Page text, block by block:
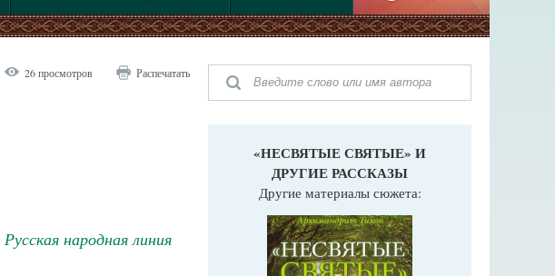
26 просмотров Распечатать
Русская народная линия
«НЕСВЯТЫЕ СВЯТЫЕ» И
ДРУГИЕ РАССКАЗЫ
Другие материалы сюжета: